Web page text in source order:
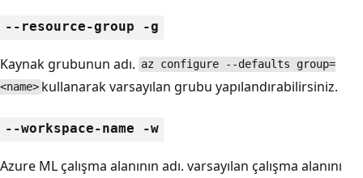
--resource-group -g
Kaynak grubunun adı. az configure --defaults group=
<name> kullanarak varsayılan grubu yapılandırabilirsiniz.
--workspace-name -w
Azure ML çalışma alanının adı. varsayılan çalışma alanını